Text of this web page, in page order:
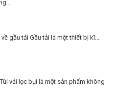
về gầu tải Gầu tải là một thiết bị kĩ...
Túi vải lọc bụi là một sản phẩm không